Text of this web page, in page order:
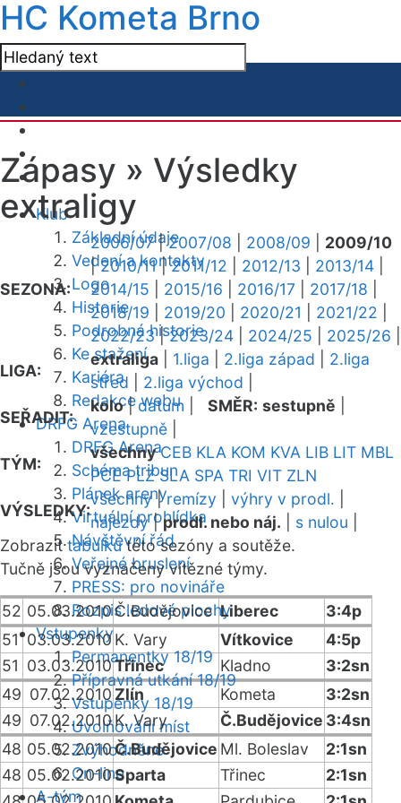
HC Kometa Brno
Klub
Základní údaje
Vedení a kontakty
Logo
Historie
Podrobná historie
Ke stažení
Kariéra
Redakce webu
DRFG Arena
DRFG Arena
Schéma tribun
Plánek areny
Virtuální prohlídka
Návštěvní řád
Veřejné bruslení
PRESS: pro novináře
Rozpis ledové plochy
Vstupenky
Permanentky 18/19
Přípravná utkání 18/19
Vstupenky 18/19
Uvolňování míst
Zvýhodněné
On-line
A-tým
Zápasy » Výsledky
extraligy
SEZONA:
2006/07|2007/08 2008/09
2009/10
|2010/11|2011/12 2012/13 2013/14
2014/15
2015/16 2016/17 2017/18
2018/19
2019/20 2020/21 2021/22
2022/23|2023/24 2024/25 2025/26
LIGA:
extraliga 1.liga 2.liga západ
2.liga
střed
2.liga východ
SEŘADIT:
kolo|datum SMĚR: sestupně
vzestupně
TÝM:
všechny CEB KLA KOM KVA LIB LIT MBL
PCE PLZ SLA SPA TRI VIT ZLN
VÝSLEDKY:
všechny|remízy výhry v prodl.
nájezdy|prodl. nebo náj. s nulou
Zobrazittabulkutéto sezóny a soutěže.
Tučně jsou vyznačeny vítězné týmy.
52 05.03.2010Č.Budějovice Liberec
3:4p
51 03.03.2010K. Vary Vítkovice
4:5p
51 03.03.2010Třinec Kladno
3:2sn
49 07.02.2010 Zlín Kometa
3:2sn
49 07.02.2010K. Vary Č.Budějovice 3:4sn
48 05.02.2010Č.Budějovice Ml. Boleslav
2:1sn
48 05.02.2010Sparta Třinec
2:1sn